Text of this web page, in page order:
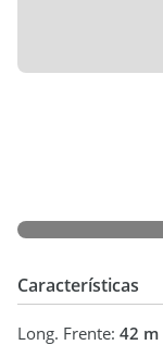
Características
Long. Frente: 42 m